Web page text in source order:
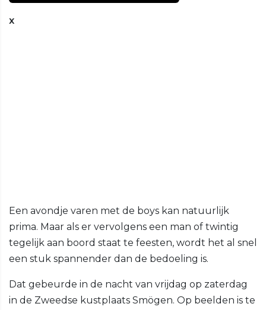
x
Een avondje varen met de boys kan natuurlijk
prima. Maar als er vervolgens een man of twintig
tegelijk aan boord staat te feesten, wordt het al snel
een stuk spannender dan de bedoeling is.
Dat gebeurde in de nacht van vrijdag op zaterdag
in de Zweedse kustplaats Smögen. Op beelden is te